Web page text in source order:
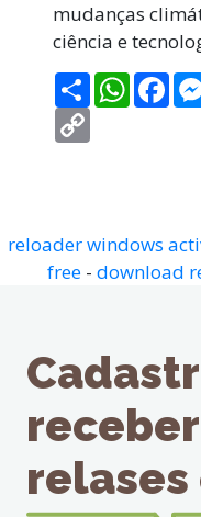
mudanças
ciência e
Copy
reloader windows
free - download
relases